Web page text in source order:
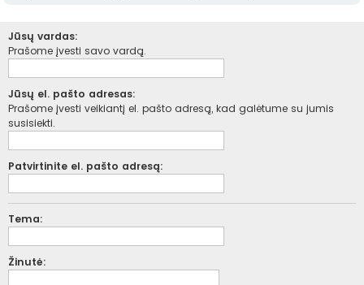
Jūsų vardas:
Prašome įvesti savo vardą.
Jūsų el. pašto adresas:
Prašome įvesti veikiantį el. pašto adresą, kad galėtume su jumis
susisiekti.
Patvirtinite el. pašto adresą:
Tema:
Žinutė: